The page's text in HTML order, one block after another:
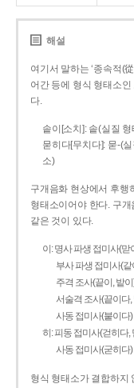
해설
여기서 말하는 ‘종속적(
어간 등에 형식 형태소
다.
솥이[소치]: 솥(실질
묻히다[무치다]: 묻­-(
소)
구개음화 현상에서 후행
형태소이어야 한다. 구
같은 것이 있다.
이: 명사 파생 접미사(맏
부사 파생 접미사(같
주격 조사(끝이, 밭
서술격 조사(끝이다,
사동 접미사(붙이다)
히: 피동 접미사(걷히다,
사동 접미사(굳히다)
형식 형태소가 결합하지